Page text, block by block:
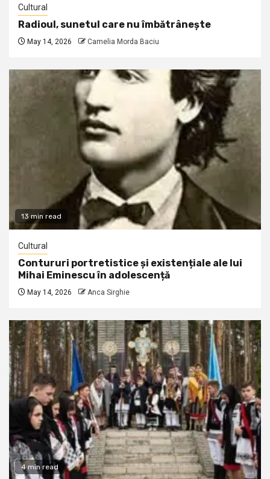
Cultural
Radioul, sunetul care nu îmbătrânește
May 14, 2026 Camelia Morda Baciu
13 min read
Cultural
Contururi portretistice și existențiale ale lui
Mihai Eminescu în adolescență
May 14, 2026 Anca Sirghie
4 min read